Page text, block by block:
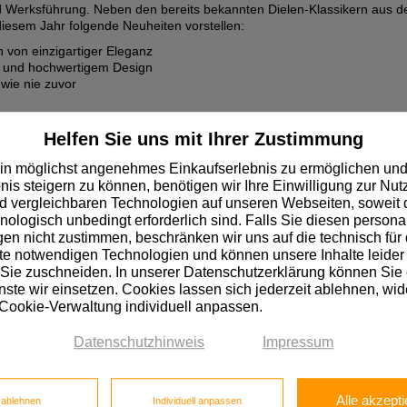
Neben den bereits bekannten Dielen-Klassikern aus
Jahr folgende Neuheiten vorstellen:
von einzigartiger Eleganz
hochwertigem Design
nie zuvor
und Qualitätssicherung der UPM ProFi-
Praxis umsetzen und sich von den Vorzügen der präsentierten
Profi-Tipps.
und melden Sie sich jetzt noch an für den letzten Termin
Donnerstag, 09.05.2019
Helfen Sie uns mit Ihrer Zustimmung
möglichst angenehmes Einkaufserlebnis zu ermöglichen
steigern zu können, benötigen wir Ihre Einwilligung zur
vergleichbaren Technologien auf unseren Webseiten, soweit
unbedingt erforderlich sind. Falls Sie diesen
nicht zustimmen, beschränken wir uns auf die technisch für
notwendigen Technologien und können unsere Inhalte
zuschneiden. In unserer Datenschutzerklärung können Sie
wir einsetzen. Cookies lassen sich jederzeit ablehnen,
Verwaltung individuell anpassen.
Datenschutzhinweis Impressum
Individuell anpassen Alle